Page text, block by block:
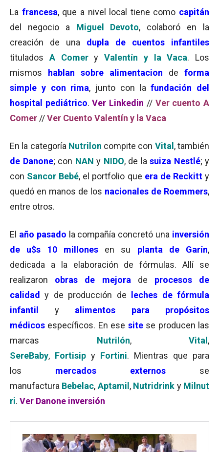
La francesa, que a nivel local tiene como capitán
del negocio a Miguel Devoto, colaboró en la
creación de una dupla de cuentos infantiles
titulados A Comery Valentín y la Vaca. Los
mismos
hablan sobre alimentacion de forma
simple y con rima, junto con lafundación del
hospital pediátrico.Ver Linkedin // Ver cuento A
Comer //Ver Cuento Valentín y la Vaca
En la categoría Nutrilon compite con Vital , también
de Danone; con NAN y NIDO, de la suiza Nestlé; y
con Sancor Bebé, el portfolio que era de Reckitty
quedó en manos de los nacionales de Roemmers,
entre otros.
El año pasado la compañía concretó una inversión
de u$s 10 millones
en su planta de Garín,
dedicada a la elaboración de fórmulas. Allí se
realizaron obras de mejora de procesos de
calidad
y de producción de leches de fórmula
infantil
y alimentos para propósitos
médicos específicos. En ese sitese producen las
marcas Nutrilón, Vital ,
SereBaby, Fortisip y Fortini. Mientras que para
los
mercados externos se
manufactura Bebelac, Aptamil , Nutridrink y Milnut
ri. Ver Danone inversión